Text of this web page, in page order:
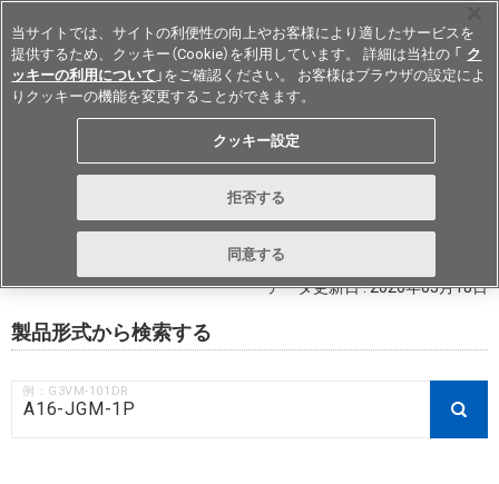
Japan
RoHS対応状況 / 非含有証明書ダウ
ンロード
データ更新日 : 2026年03月18日
製品形式から検索する
例：G3VM-101DR
当サイトでは、サイトの利便性の向上やお客様により適したサービスを
提供するため、クッキー（Cookie）を利用しています。 詳細は当社の 「 ク
ッキーの利用について 」をご確認ください。 お客様はブラウザの設定によ
りクッキーの機能を変更することができます。
クッキー設定
拒否する
同意する